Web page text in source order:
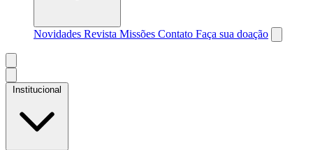
Novidades Revista Missões Contato Faça sua doação
Institucional